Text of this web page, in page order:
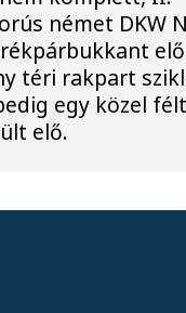
német DKW
téri rakpart
egy közel
elő.